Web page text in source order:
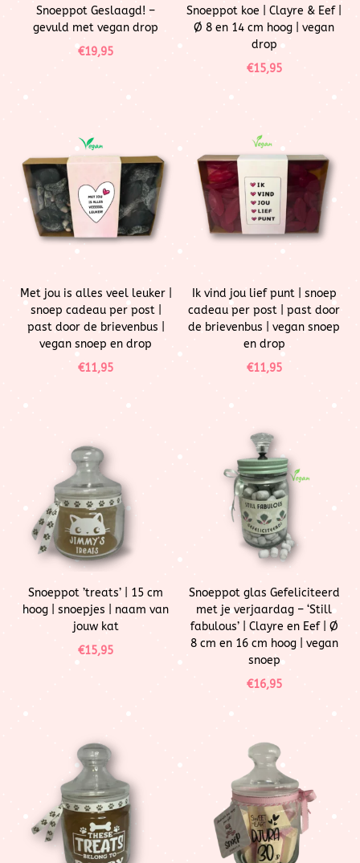
Snoeppot Geslaagd! –
gevuld met vegan drop
€19,95
Snoeppot koe | Clayre & Eef |
Ø 8 en 14 cm hoog | vegan
drop
€15,95
Met jou is alles veel leuker |
snoep cadeau per post |
past door de brievenbus |
vegan snoep en drop
€11,95
Ik vind jou lief punt | snoep
cadeau per post | past door
de brievenbus | vegan snoep
en drop
€11,95
Snoeppot ’treats’ | 15 cm
hoog | snoepjes | naam van
jouw kat
€15,95
Snoeppot glas Gefeliciteerd
met je verjaardag – ‘Still
fabulous’ | Clayre en Eef | Ø
8 cm en 16 cm hoog | vegan
snoep
€16,95